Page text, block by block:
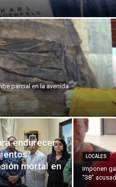
parcial en la avenida
endurecer
mortal en
LOCALES
Imponen
“38”